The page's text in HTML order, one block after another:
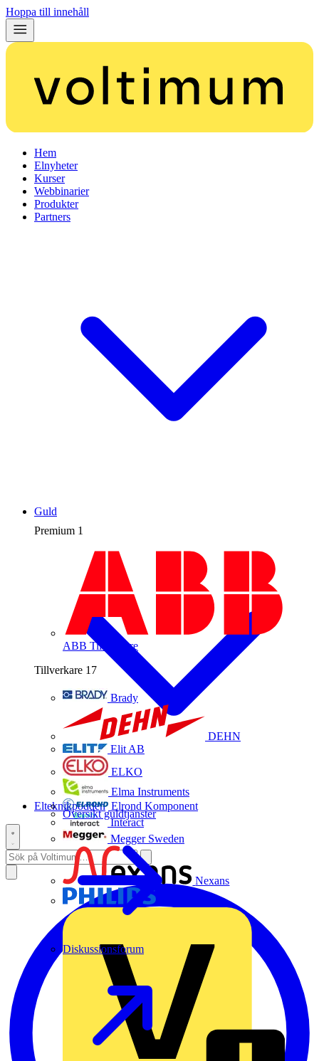
Hoppa till innehåll
Hem
Elnyheter
Kurser
Webbinarier
Produkter
Partners
Premium 1
ABB Tillverkare
Tillverkare 17
Brady
DEHN
Elit AB
ELKO
Elma Instruments
Elrond Komponent
Interact
Megger Sweden
Nexans
Guld
Översikt guldtjänster
Diskussionsforum
Elteknikpodden